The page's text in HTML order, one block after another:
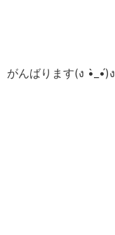
がんばります(ง •̀_•́)ง